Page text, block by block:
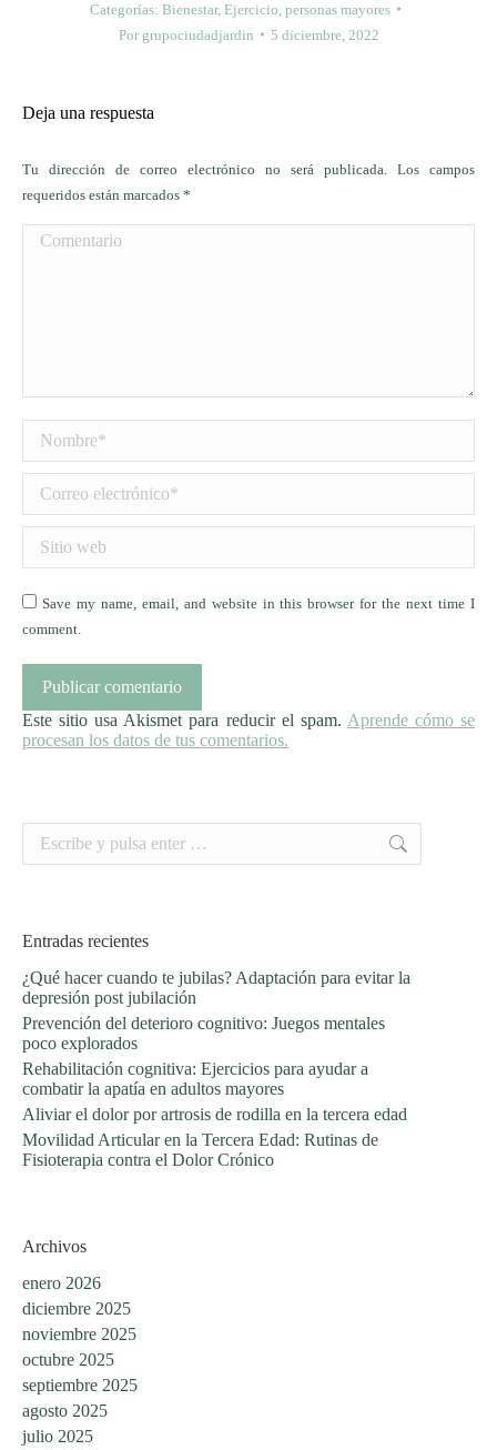
Categorías: Bienestar, Ejercicio personas mayores
Por grupociudadjardin 5 diciembre, 2022
Deja una respuesta
Tu dirección de correo electrónico no será publicada. Los campos
requeridos están marcados *
Comentario
Correo electrónico *
Save my name, email, and website in this browser for the next time I
comment.
Publicar comentario
Este sitio usa Akismet para reducir el spam. Aprende cómo se
procesan los datos de tus comentarios.
Entradas recientes
¿Qué hacer cuando te jubilas? Adaptación para evitar la
depresión post jubilación
Prevención del deterioro cognitivo: Juegos mentales
poco explorados
Rehabilitación cognitiva: Ejercicios para ayudar a
combatir la apatía en adultos mayores
Aliviar el dolor por artrosis de rodilla en la tercera edad
Movilidad Articular en la Tercera Edad: Rutinas de
Fisioterapia contra el Dolor Crónico
Archivos
enero 2026
diciembre 2025
noviembre 2025
octubre 2025
septiembre 2025
agosto 2025
julio 2025